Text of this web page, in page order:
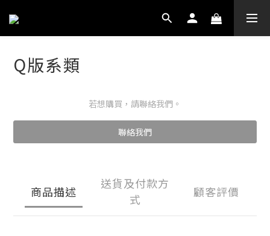
Q版系類
若想購買，請聯絡我們。
聯絡我們
商品描述
送貨及付款方
式
顧客評價